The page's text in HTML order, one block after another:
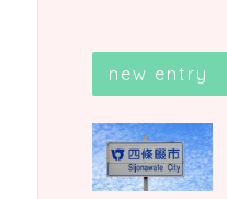
new entry